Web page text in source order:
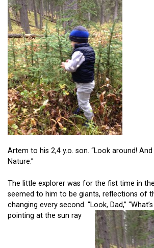
Artem to his 2,4 y.o. son. “Look around!
Nature.”
The little explorer was for the fist time in
seemed to him to be giants, reflections of
changing every second. “Look, Dad,”
pointing at the sun ray